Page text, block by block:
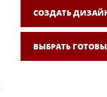
СОЗДАТЬ
ВЫБРАТЬ